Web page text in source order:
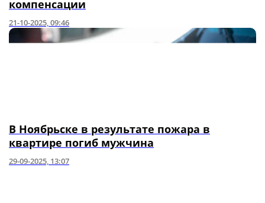
компенсации
21-10-2025, 09:46
В Ноябрьске в результате пожара в
квартире погиб мужчина
29-09-2025, 13:07